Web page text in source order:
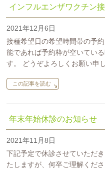
インフルエンザワクチン
2021年12月6日
接種希望日の希望時間帯の予
能であれば予約枠が空いてい
す。 どうぞよろしくお願い申
この記事を読む
年末年始休診のお知らせ
2021年11月8日
下記予定で休診させていただ
たしますが、何卒ご理解くだ